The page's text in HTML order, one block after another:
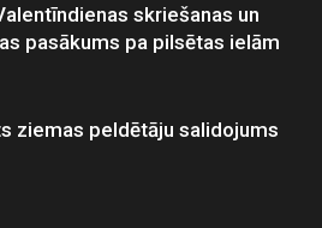
skriešanas un
pasākums pa pilsētas ielām
ziemas peldētāju salidojums